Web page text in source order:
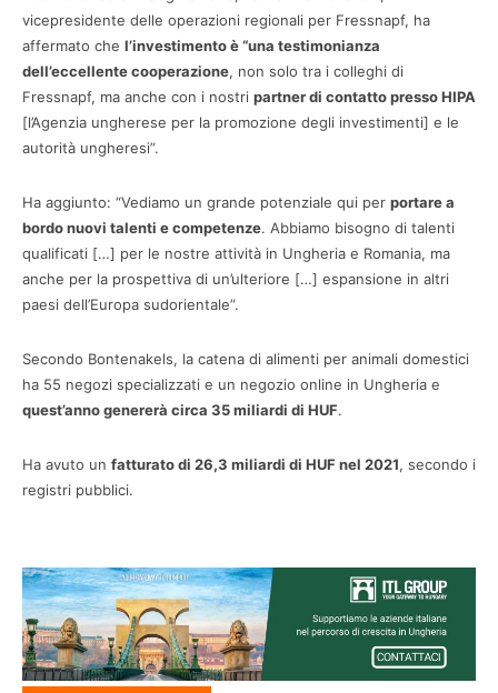
vicepresidente delle operazioni regionali per Fressnapf, ha
affermato che l’investimento è “una testimonianza
dell’eccellente cooperazione, non solo tra i colleghi di
Fressnapf, ma anche con i nostri partner di contatto presso HIPA
[l’Agenzia ungherese per la promozione degli investimenti] e le
autorità ungheresi”.
Ha aggiunto: “Vediamo un grande potenziale qui per portare a
bordo nuovi talenti e competenze. Abbiamo bisogno di talenti
qualificati […] per le nostre attività in Ungheria e Romania, ma
anche per la prospettiva di un’ulteriore […] espansione in altri
paesi dell’Europa sudorientale”.
Secondo Bontenakels, la catena di alimenti per animali domestici
ha 55 negozi specializzati e un negozio online in Ungheria e
quest’anno genererà circa 35 miliardi di HUF.
Ha avuto un fatturato di 26,3 miliardi di HUF nel 2021, secondo i
registri pubblici.